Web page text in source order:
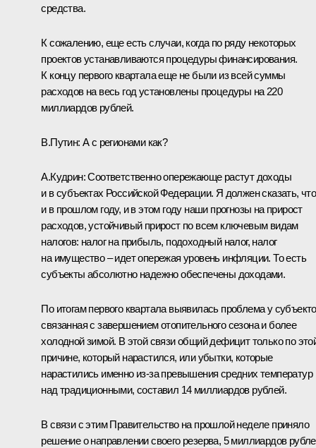
средства.
К сожалению, еще есть случаи, когда по ряду некоторых
проектов устанавливаются процедуры финансирования.
К концу первого квартала еще не были из всей суммы
расходов на весь год установлены процедуры на 220
миллиардов рублей.
В.Путин: А с регионами как?
А.Кудрин: Соответственно опережающе растут доходы
и в субъектах Российской Федерации. Я должен сказать, что
и в прошлом году, и в этом году наши прогнозы на прирост
расходов, устойчивый прирост по всем ключевым видам
налогов: налог на прибыль, подоходный налог, налог
на имущество – идет опережая уровень инфляции. То есть
субъекты абсолютно надежно обеспечены доходами.
По итогам первого квартала выявилась проблема у
связанная с завершением отопительного сезона и более
холодной зимой. В этой связи общий дефицит только по
причине, который нарастился, или убытки, которые
нарастились именно из‑за превышения средних температур
над традиционными, составил 14 миллиардов рублей.
В связи с этим Правительство на прошлой неделе приняло
решение о направлении своего резерва, 5 миллиардов